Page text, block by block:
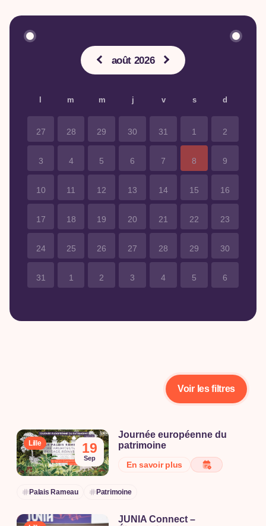
août 2026
m m j v s d
27 28 29 30 31 1 2
3 4 5 6 7 8 9
10 11 12 13 14 15 16
17 18 19 20 21 22 23
24 25 26 27 28 29 30
31 1 2 3 4 5 6
Voir les filtres
19
Sep
Lille
Journée européenne du
patrimoine
À l’occasion de la Journée du
Patrimoine, venez découvrir la
notre culture et de notre
exceptionnelle vous invite à
En savoir plus
Palais Rameau Patrimoine
JUNIA Connect –